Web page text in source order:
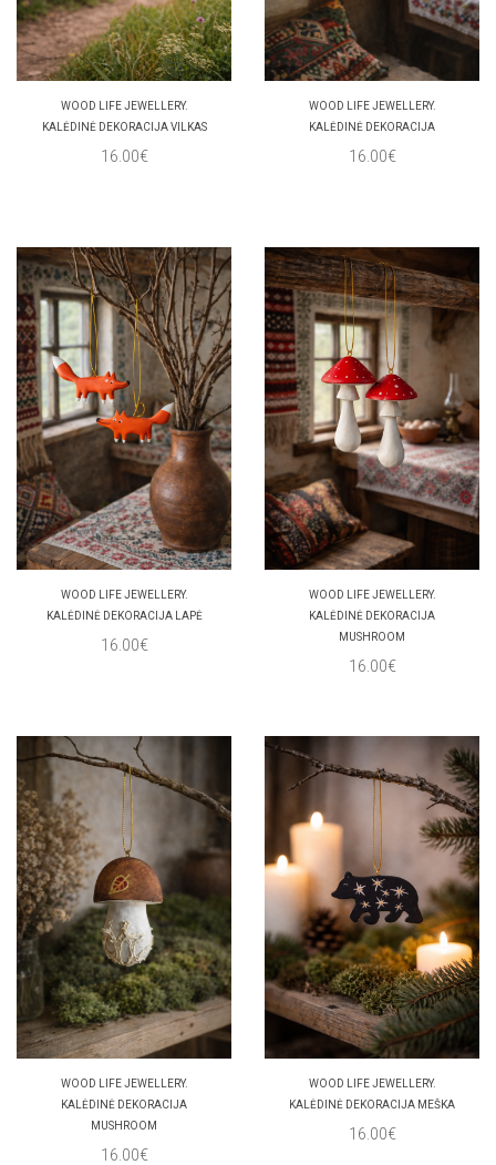
WOOD LIFE JEWELLERY.
KALĖDINĖ DEKORACIJA VILKAS
16.00€
WOOD LIFE JEWELLERY.
KALĖDINĖ DEKORACIJA
16.00€
WOOD LIFE JEWELLERY.
KALĖDINĖ DEKORACIJA LAPĖ
16.00€
WOOD LIFE JEWELLERY.
KALĖDINĖ DEKORACIJA
MUSHROOM
16.00€
WOOD LIFE JEWELLERY.
KALĖDINĖ DEKORACIJA
MUSHROOM
16.00€
WOOD LIFE JEWELLERY.
KALĖDINĖ DEKORACIJA MEŠKA
16.00€